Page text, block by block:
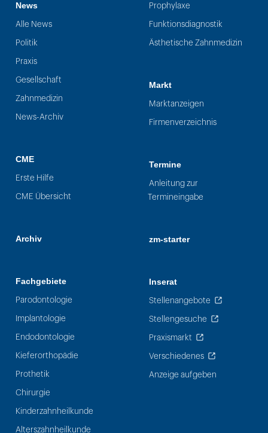
News
Alle News
Politik
Praxis
Gesellschaft
Zahnmedizin
News-Archiv
CME
Erste Hilfe
CME Übersicht
Archiv
Fachgebiete
Parodontologie
Implantologie
Endodontologie
Kieferorthopädie
Prothetik
Chirurgie
Kinderzahnheilkunde
Alterszahnheilkunde
Prophylaxe
Funktionsdiagnostik
Ästhetische Zahnmedizin
Markt
Marktanzeigen
Firmenverzeichnis
Termine
Anleitung zur
Termineingabe
zm-starter
Inserat
Stellenangebote
Stellengesuche
Praxismarkt
Verschiedenes
Anzeige aufgeben